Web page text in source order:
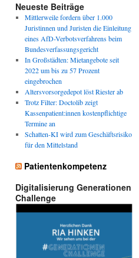
Neueste Beiträge
Mittlerweile fordern über 1.000
Juristinnen und Juristen die Einleitung
eines AfD-Verbotsverfahrens beim
Bundesverfassungsgericht
In Großstädten: Mietangebote seit
2022 um bis zu 57 Prozent
eingebrochen
Altersvorsorgedepot löst Riester ab
Trotz Filter: Doctolib zeigt
Kassenpatient:innen kostenpflichtige
Termine an
Schatten-KI wird zum Geschäftsrisiko
für den Mittelstand
Patientenkompetenz
Digitalisierung Generationen
Challenge